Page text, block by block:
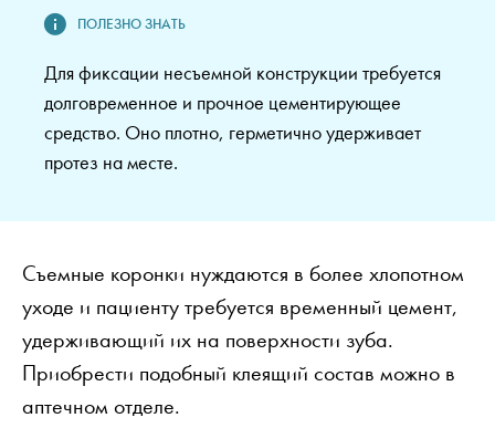
Для фиксации несъемной конструкции требуется
долговременное и прочное цементирующее
средство. Оно плотно, герметично удерживает
протез на месте.
Съемные коронки нуждаются в более хлопотном
уходе и пациенту требуется временный цемент,
удерживающий их на поверхности зуба.
Приобрести подобный клеящий состав можно в
аптечном отделе.